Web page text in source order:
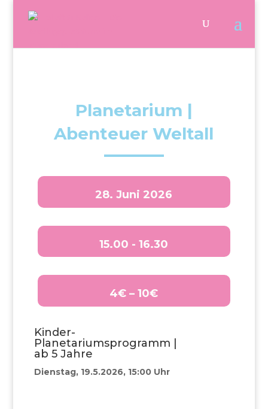
Planetarium |
Abenteuer Weltall
28. Juni 2026
15.00 - 16.30
4€ – 10€
Kinder-
Planetariumsprogramm |
ab 5 Jahre
Dienstag, 19.5.2026, 15:00 Uhr